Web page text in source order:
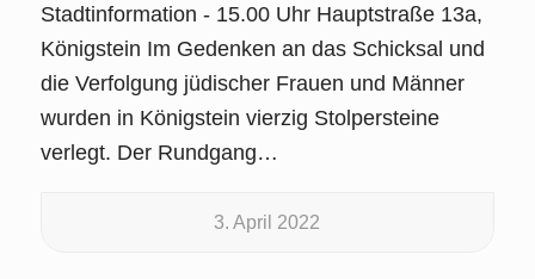
Stadtinformation - 15.00 Uhr Hauptstraße 13a,
Königstein Im Gedenken an das Schicksal und
die Verfolgung jüdischer Frauen und Männer
wurden in Königstein vierzig Stolpersteine
verlegt. Der Rundgang…
3. April 2022